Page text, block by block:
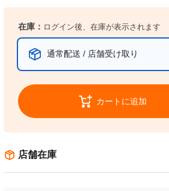
在庫： ログイン後、在庫が表示されます
通常配送 / 店舗受け取り
カートに追加
店舗在庫